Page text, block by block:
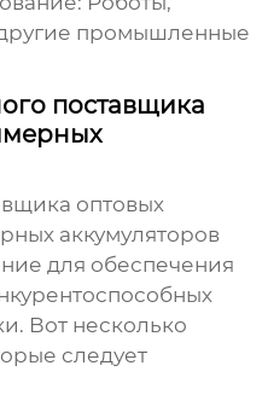
промышленные
поставщика
оптовых
аккумуляторов
для обеспечения
Вот несколько
следует